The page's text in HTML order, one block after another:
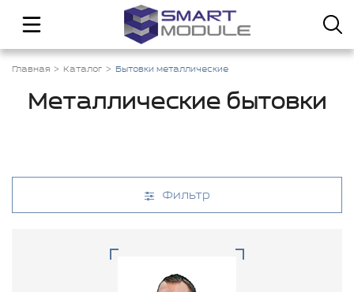
Главная Каталог Бытовки металлические
Металлические бытовки
Фильтр